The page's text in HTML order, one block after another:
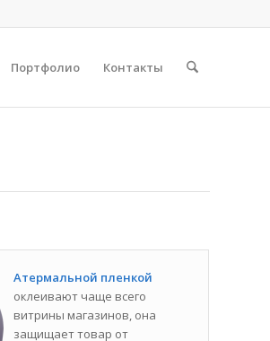
Портфолио Контакты
Атермальной пленкой
оклеивают чаще всего
витрины магазинов, она
защищает товар от